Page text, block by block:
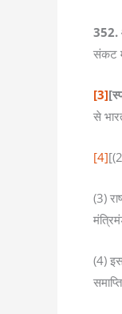
352.
संकट में
[3]
से
[4]
(3)
(4)